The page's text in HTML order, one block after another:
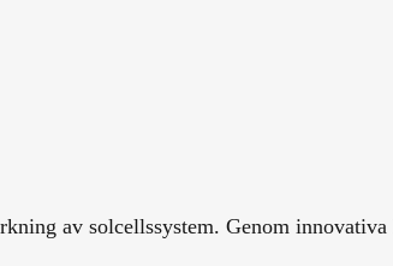
av solcellssystem. Genom